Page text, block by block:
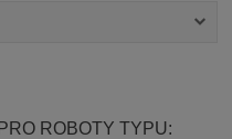
ROBOTY TYPU: